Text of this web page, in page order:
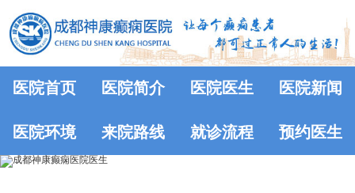
医院首页 医院简介 医院医生 医院新闻
医院环境 来院路线 就诊流程 预约医生